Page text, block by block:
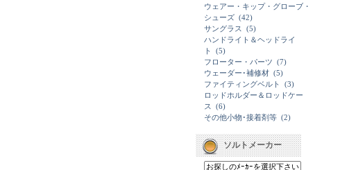
ウェアー・キップ・グローブ・
シューズ (42)
サングラス
(5)
ハンドライト＆ヘッドライ
ト
(5)
フローター・パーツ (7)
ウェーダー･補修材 (5)
ファイティングベルト
(3)
ロッドホルダー＆ロッドケー
ス
(6)
その他小物･接着剤等 (2)
ソルトメーカー